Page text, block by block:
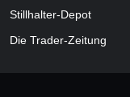
Stillhalter-Depot
Die Trader-Zeitung